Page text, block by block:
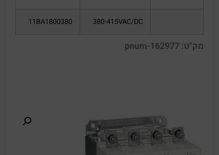
380-415VAC/DC
11BA1800380
מק"ט: pnum-162977